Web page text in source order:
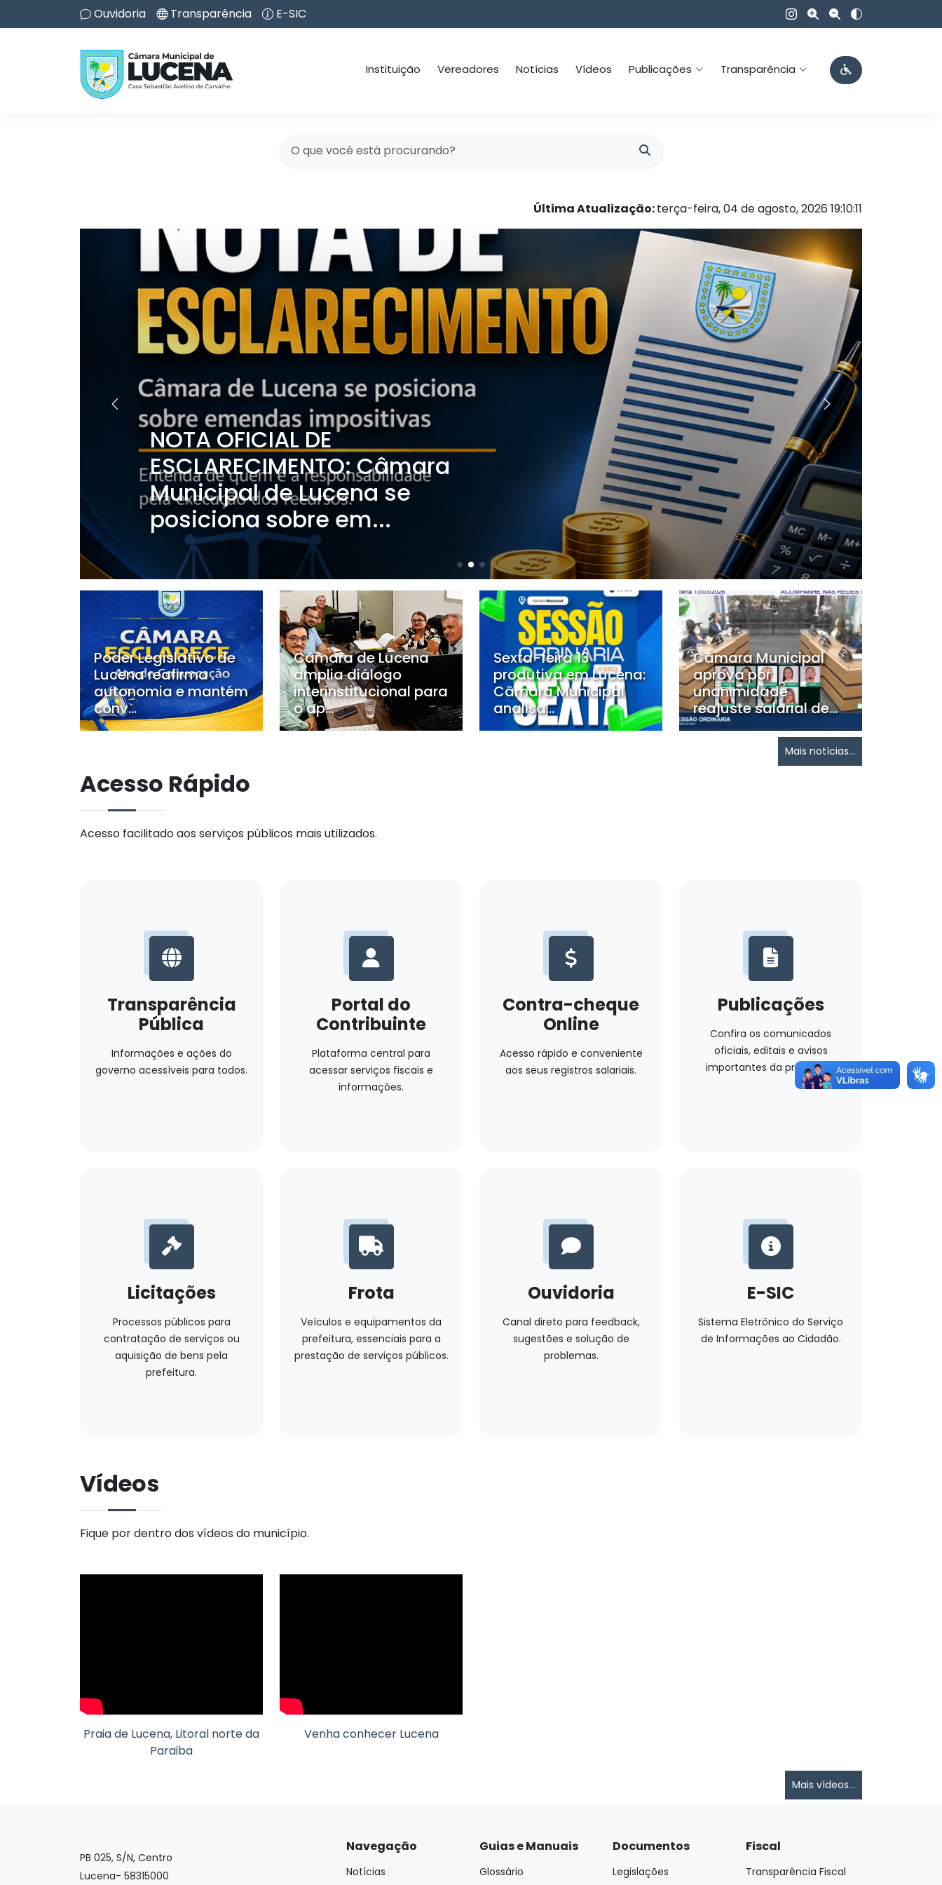
Ouvidoria Transparência E-SIC
Instituição Vereadores Notícias Vídeos Publicações Transparência
Última Atualização:terça-feira, 04 de agosto, 2026 19:10:11
NOTA OFICIAL DE
ESCLARECIMENTO: Câmara
Municipal de Lucena se
posiciona sobre em...
Poder Legislativo de
Lucena reafirma
autonomia e mantém
conv...
Câmara de Lucena
amplia diálogo
interinstitucional para
o ap...
Sexta-feira 13
produtiva em Lucena:
Câmara Municipal
analisa...
Câmara Municipal
aprova por
unanimidade
reajuste salarial de...
Mais notícias...
Acesso Rápido
Acesso facilitado aos serviços públicos mais utilizados.
Transparência
Pública
Informações e ações do
governo acessíveis para todos.
Portal do
Contribuinte
Plataforma central para
acessar serviços fiscais e
informações.
Contra-cheque
Online
Acesso rápido e conveniente
aos seus registros salariais.
Publicações
Confira os comunicados
oficiais, editais e avisos
importantes da prefeitura.
Licitações
Processos públicos para
contratação de serviços ou
aquisição de bens pela
prefeitura.
Frota
Veículos e equipamentos da
prefeitura, essenciais para a
prestação de serviços públicos.
Ouvidoria
Canal direto para feedback,
sugestões e solução de
problemas.
E-SIC
Sistema Eletrônico do Serviço
de Informações ao Cidadão.
Vídeos
Fique por dentro dos vídeos do município.
Praia de Lucena, Litoral norte da
Paraiba
Venha conhecer Lucena
Mais vídeos...
PB 025, S/N, Centro
Lucena- 58315000
Navegação
Notícias
Guias e Manuais
Glossário
Documentos
Legislações
Fiscal
Transparência Fiscal